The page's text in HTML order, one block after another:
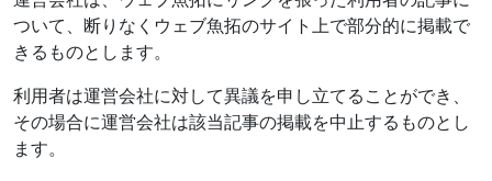
ついて、断りなくウェブ魚拓のサイト上で部分的に掲載で
きるものとします。
利用者は運営会社に対して異議を申し立てることができ、
その場合に運営会社は該当記事の掲載を中止するものとし
ます。